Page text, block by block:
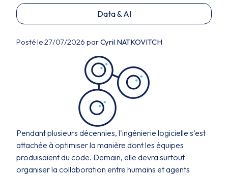
Data & AI
Posté le 27/07/2026 parCyril NATKOVITCH
Pendant plusieurs décennies, l'ingénierie logicielle s'est
attachée à optimiser la manière dont les équipes
produisaient du code. Demain, elle devra surtout
organiser la collaboration entre humains et agents